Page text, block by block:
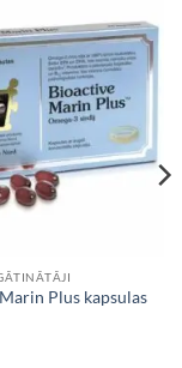
Plus kapsulas